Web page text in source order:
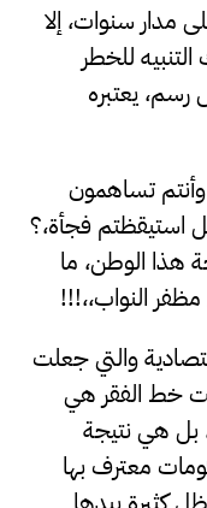
مدار سنوات، إلا
للخطر
يعتبره
تساهمون
استيقظتم فجأة،؟
هذا الوطن، ما
النواب،،!!!
والتي جعلت
تحت خط الفقر هي
بل هي نتيجة
معترف بها